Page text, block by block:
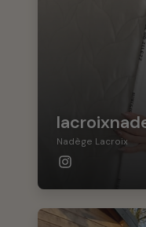
Nadège Lacroix